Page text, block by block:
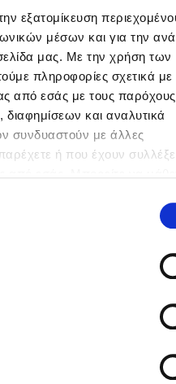
εξατομίκευση
μέσων και για την
μας. Με την χρήση των
πληροφορίες σχετικά με
από εσάς με τους παρόχους
και αναλυτικά
συνδυαστούν με άλλες
ή που έχουν
Μέσα
Έξω
ΛΟΥΚΑ
ΜΙΧΑΗΛΟΒΙΤΣ
ΠΑΝΤΕΛΗΣ
OPARA
ΚΩΝΣΤΑΝΤΙΝΟΣ